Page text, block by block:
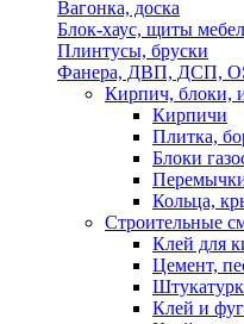
Вагонка, доска
Блок-хаус, щиты
Плинтусы, бруски
Фанера, ДВП, ДСП,
Кирпич, блоки,
Кирпичи
Плитка,
Блоки
Кольца,
Строительные
Клей для
Цемент,
Клей и